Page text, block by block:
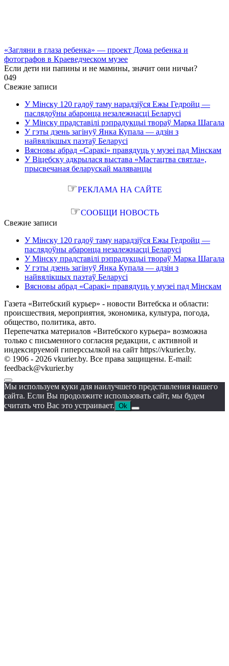
«Загляни в глаза ребенка» — проект Дома ребенка и
фотографов в Краеведческом музее
Если дети ни папины и не мамины, значит они ничьи?
049
Свежие записи
У Мінску 120 гадоў таму нарадзіўся Ежы Гедройц —
паслядоўны абаронца незалежнасці Беларусі
У Мінску прадставілі рэпрадукцыі твораў Марка Шагала
У гэты дзень загінуў Янка Купала — адзін з
найвялікшых паэтаў Беларусі
Вясновы абрад «Саракі» правядуць у музеі пад Мінскам
У Віцебску адкрылася выстава «Мастацтва святла»,
прысвечаная беларускай маляванцы
☞РЕКЛАМА НА САЙТЕ
☞СООБЩИ НОВОСТЬ
Свежие записи
У Мінску 120 гадоў таму нарадзіўся Ежы Гедройц —
паслядоўны абаронца незалежнасці Беларусі
У Мінску прадставілі рэпрадукцыі твораў Марка Шагала
У гэты дзень загінуў Янка Купала — адзін з
найвялікшых паэтаў Беларусі
Вясновы абрад «Саракі» правядуць у музеі пад Мінскам
Газета «Витебский курьер» - новости Витебска и области:
происшествия, мероприятия, экономика, культура, погода,
общество, политика, авто.
Перепечатка материалов «Витебского курьера» возможна
только с письменного согласия редакции, с активной и
индексируемой гиперссылкой на сайт https://vkurier.by.
© 1906 - 2026 vkurier.by. Все права защищены. E-mail:
feedback@vkurier.by
Мы используем куки для наилучшего представления нашего
сайта. Если Вы продолжите использовать сайт, мы будем
считать что Вас это устраивает. Ok